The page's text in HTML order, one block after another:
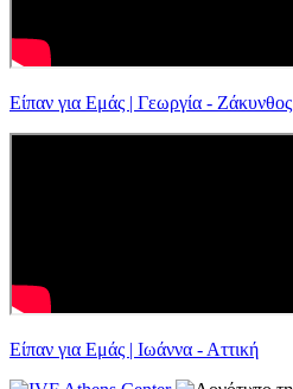
Είπαν για Εμάς | Γεωργία - Ζάκυνθος
Είπαν για Εμάς | Ιωάννα - Αττική